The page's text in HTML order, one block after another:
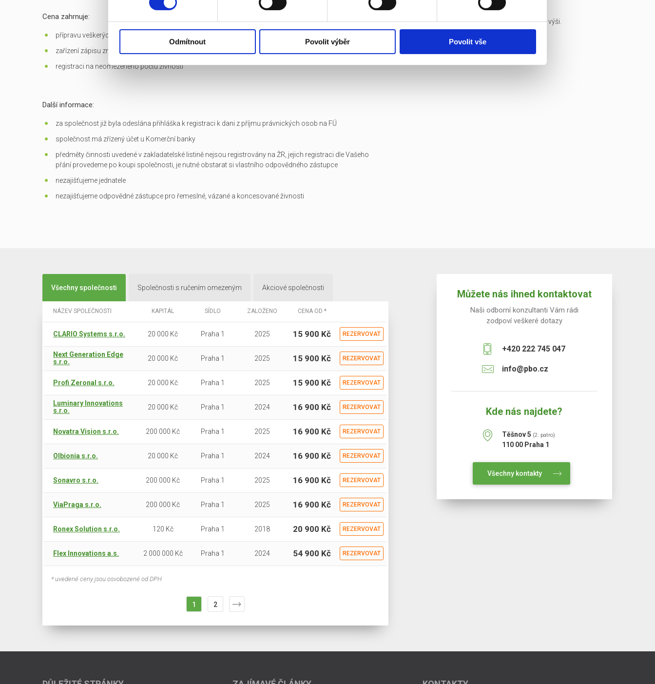
Odmítnout Povolit výběr Povolit vše
Cena zahrnuje:
přípravu veškerých dokumentů potřebných k převodu
zařízení zápisu změn do OR
registraci na neomezeného počtu živností
Další informace:
za společnost již byla odeslána přihláška k registraci k dani z příjmu právnických osob na FÚ
společnost má zřízený účet u Komerční banky
předměty činnosti uvedené v zakladatelské listině nejsou registrovány na ŽR, jejich registraci dle Vašeho
přání provedeme po koupi společnosti, je nutné obstarat si vlastního odpovědného zástupce
nezajišťujeme jednatele
nezajišťujeme odpovědné zástupce pro řemeslné, vázané a koncesované živnosti
koupi/přepisu zařídíme my!
Základní kapitál splacen v plné výši.
Všechny společnosti Společnosti s ručením omezeným Akciové společnosti
NÁZEV SPOLEČNOSTI KAPITÁL SÍDLO ZALOŽENO CENA OD *
CLARIO Systems s.r.o. 20 000 Kč Praha 1 2025 15 900 Kč REZERVOVAT
Next Generation Edge
s.r.o.
20 000 Kč Praha 1 2025 15 900 Kč REZERVOVAT
Profi Zeronal s.r.o. 20 000 Kč Praha 1 2025 15 900 Kč REZERVOVAT
Luminary Innovations
s.r.o.
20 000 Kč Praha 1 2024 16 900 Kč REZERVOVAT
Novatra Vision s.r.o. 200 000 Kč Praha 1 2025 16 900 Kč REZERVOVAT
Olbionia s.r.o. 20 000 Kč Praha 1 2024 16 900 Kč REZERVOVAT
Sonavro s.r.o. 200 000 Kč Praha 1 2025 16 900 Kč REZERVOVAT
ViaPraga s.r.o. 200 000 Kč Praha 1 2025 16 900 Kč REZERVOVAT
Ronex Solution s.r.o. 120 Kč Praha 1 2018 20 900 Kč REZERVOVAT
Flex Innovations a.s. 2 000 000 Kč Praha 1 2024 54 900 Kč REZERVOVAT
* uvedené ceny jsou osvobozené od DPH
1 2
Můžete nás ihned kontaktovat
Naši odborní konzultanti Vám rádi
zodpoví veškeré dotazy
+420 222 745 047
info@pbo.cz
Kde nás najdete?
Těšnov 5 (2. patro)
110 00 Praha 1
Všechny kontakty